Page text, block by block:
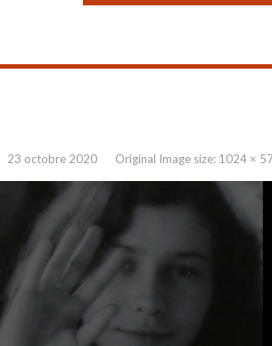
23 octobre 2020 Original Image size: 1024 ×